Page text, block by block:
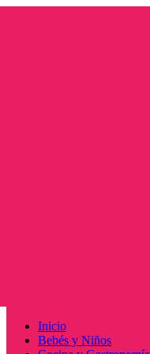
Menú
principal
Inicio
Bebés y Niños